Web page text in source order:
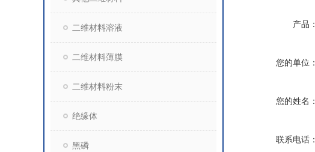
二维材料溶液
二维材料薄膜
二维材料粉末
绝缘体
黑磷
产品：
您的单位：
您的姓名：
联系电话：